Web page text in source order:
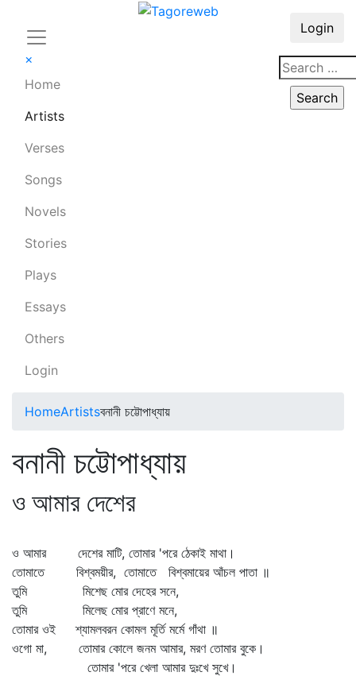
×
Home
Artists
Verses
Songs
Novels
Stories
Plays
Essays
Others
Login
Login
HomeArtistsবনানী চট্টোপাধ্যায়
বনানী চট্টোপাধ্যায়
ও আমার দেশের
ও আমার দেশের মাটি, তোমার 'পরে ঠেকাই মাথা।
তোমাতে বিশ্বময়ীর, তোমাতে বিশ্বমায়ের আঁচল পাতা ॥
তুমি মিশেছ মোর দেহের সনে,
তুমি মিলেছ মোর প্রাণে মনে,
তোমার ওই শ্যামলবরন কোমল মূর্তি মর্মে গাঁথা ॥
ওগো মা, তোমার কোলে জনম আমার, মরণ তোমার বুকে।
তোমার 'পরে খেলা আমার দুঃখে সুখে।